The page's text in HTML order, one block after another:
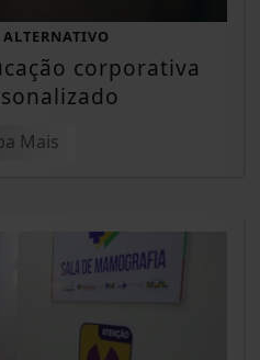
ALTERNATIVO
corporativa
Mais